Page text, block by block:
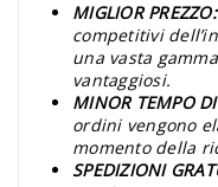
MIGLIOR PREZZO:
competitivi
una vasta
vantaggiosi.
MINOR TEMPO
ordini vengono
momento della
SPEDIZIONI